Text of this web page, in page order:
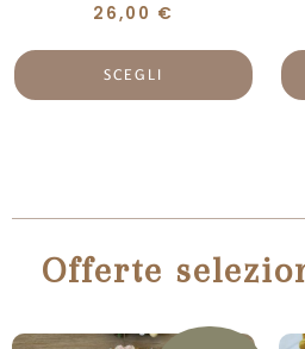
26,00 €
SCEGLI
Offerte